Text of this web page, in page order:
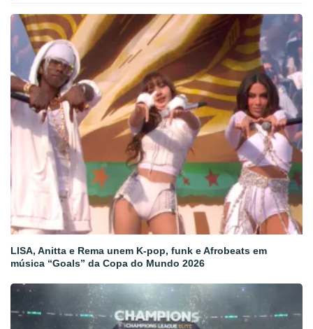
LISA, Anitta e Rema unem K-pop, funk e Afrobeats em
música “Goals” da Copa do Mundo 2026